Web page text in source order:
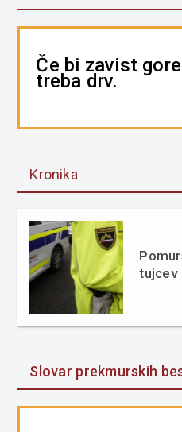
Če bi zavist
treba drv.
Kronika
tujcev
Slovar prekmurskih